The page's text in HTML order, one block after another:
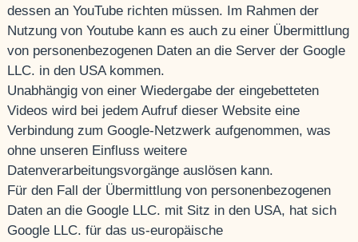
dessen an YouTube richten müssen. Im Rahmen der
Nutzung von Youtube kann es auch zu einer Übermittlung
von personenbezogenen Daten an die Server der Google
LLC. in den USA kommen.
Unabhängig von einer Wiedergabe der eingebetteten
Videos wird bei jedem Aufruf dieser Website eine
Verbindung zum Google-Netzwerk aufgenommen, was
ohne unseren Einfluss weitere
Datenverarbeitungsvorgänge auslösen kann.
Für den Fall der Übermittlung von personenbezogenen
Daten an die Google LLC. mit Sitz in den USA, hat sich
Google LLC. für das us-europäische